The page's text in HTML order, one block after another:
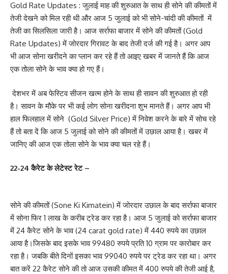
Gold Rate Updates : जुलाई माह की शुरुआत के साथ ही सोने की कीमतों में
तेजी देखने को मिल रही थी और आज 5 जुलाई को भी सोने-चांदी की कीमतों में
तेजी का सिलसिला जारी है। आज सर्राफा बाजार में सोने की कीमतों (Gold
Rate Updates) में जोरदार गिरावट के बाद तेजी दर्ज की गई है। अगर आप
भी आज सोना खरीदने का प्लान कर रहे हैं तो आइए खबर में जानते हैं कि आज
एक तोला सोने के भाव क्या हो गए हैं।
देशभर में अब फेस्टिव सीजन खत्म होने के साथ ही सावन की शुरुआत हो रही
है। सावन के मौके पर भी कई लोग सोना खरीदना शुभ मानते हैं। अगर आप भी
हाल फिलहाल में सोने (Gold Silver Price) में निवेश करने के बारे में सोच रहे
हैं तो बता दें कि आज 5 जुलाई को सोने की कीमतों में उछाल आया है। खबर में
जानिए की आज एक तोला सोने के भाव क्या चल रहे हैं।
22-24 कैरेट के लेटेस्ट रेट –
सोने की कीमतों (Sone Ki Kimatein) में जोरदार उछाल के बाद सर्राफा बाजार
में सोना फिर 1 लाख के करीब ट्रेड कर रहा है। आज 5 जुलाई को सर्राफा बाजार
में 24 कैरेट सोने के भाव (24 carat gold rate) में 440 रुपये का उछाल
आया है।जिसके बाद इसके भाव 99480 रुपये प्रति 10 ग्राम पर कारोबार कर
रहा है। जबकि बीते दिनों इसका भाव 99040 रुपये पर ट्रेड कर रहा था। अगर
बात करें 22 कैरेट सोने की तो आज उसकी कीमत में 400 रुपये की तेजी आई है,